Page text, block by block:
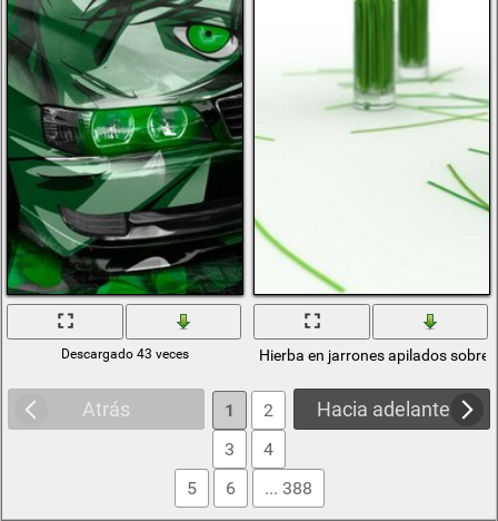
Descargado 43 veces Hierba en jarrones apilados sobre
Atrás Hacia adelante
1
2
3
4
5
6 ... 388